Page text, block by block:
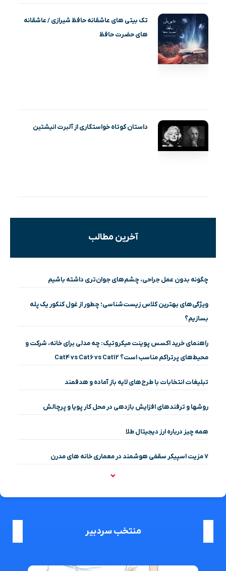
تک بیتی های عاشقانه حافظ شیرازی / عاشقانه
های حضرت حافظ
داستان کوتاه خواستگاری از آلبرت انیشتین
آخرین مطالب
چگونه بدون عمل جراحی، چشم‌های جوان‌تری داشته باشیم
ویژگی‌های بهترین کلاس زیست‌شناسی؛ چطور از غول کنکور یک پله
بسازیم؟
راهنمای خرید اکسس پوینت میکروتیک: چه مدلی برای خانه، شرکت و
محیط‌های پرتراکم مناسب است؟ Cat4 vs Cat6 vs Cat12
تبلیغات انتخابات با طرح‌های لایه باز آماده و هدفمند
روشها و ترفندهای افزایش بازدهی در محل کار پویا و پرچالش
همه چیز درباره ارز دیجیتال طلا
۷ مزیت اسپیکر سقفی هوشمند در معماری خانه‌ های مدرن
منتخب سردبیر